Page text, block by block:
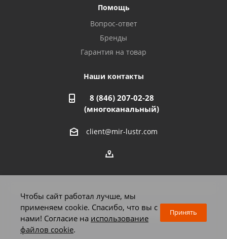
Азнакаево, ул. Булгар, 2. ТЦ "Акчарлак"
Стерлитамак, ул. Вокзальная, 13
Магнитогорск, ул. Труда, 14
Тольятти, ул. Дзержинского, 70
8 927 009 59 63
Челябинск, Комсомольский проспект, 33
Помощь
Вопрос-ответ
Бренды
Гарантия на товар
Наши контакты
8 (846) 207-02-28
(многоканальный)
client@mir-lustr.com
2026 © Мир люстр - интернет-магазин
Чтобы сайт работал лучше, мы
применяем cookie. Спасибо, что вы с
нами! Согласие на использование
файлов cookie.
Принять